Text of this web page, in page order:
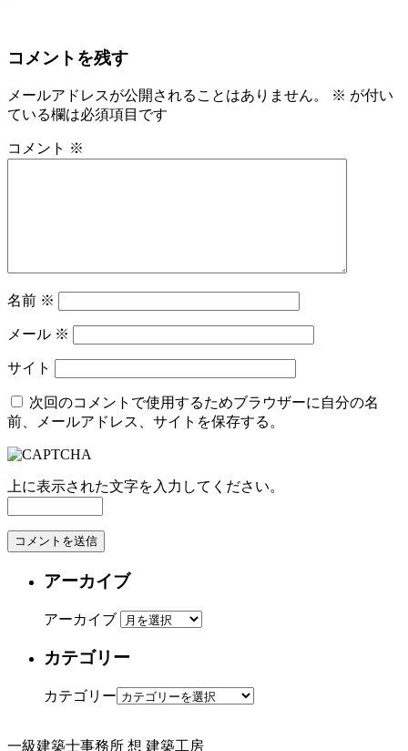
コメントを残す
メールアドレスが公開されることはありません。 ※ が付い
ている欄は必須項目です
コメント ※
名前 ※
メール ※
サイト
次回のコメントで使用するためブラウザーに自分の名
前、メールアドレス、サイトを保存する。
上に表示された文字を入力してください。
アーカイブ
アーカイブ
カテゴリー
カテゴリー
一級建築士事務所 想 建築工房